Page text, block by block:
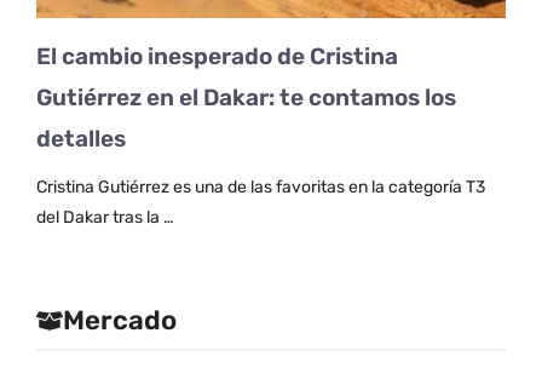
El cambio inesperado de Cristina
Gutiérrez en el Dakar: te contamos los
detalles
Cristina Gutiérrez es una de las favoritas en la categoría T3
del Dakar tras la …
Mercado